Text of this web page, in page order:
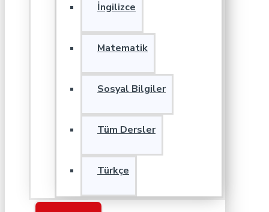
İngilizce
Matematik
Sosyal Bilgiler
Tüm Dersler
Türkçe